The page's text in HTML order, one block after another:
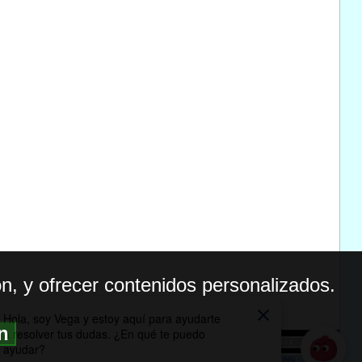
DE PRIVACIDAD
y ofrecer contenidos personalizados.